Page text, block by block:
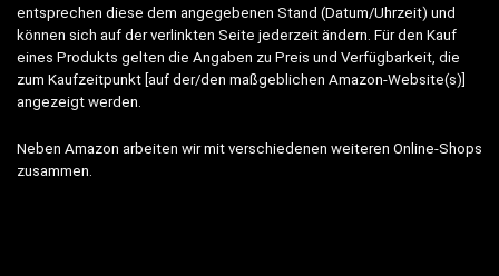
entsprechen diese dem angegebenen Stand (Datum/Uhrzeit) und
können sich auf der verlinkten Seite jederzeit ändern. Für den Kauf
eines Produkts gelten die Angaben zu Preis und Verfügbarkeit, die
zum Kaufzeitpunkt [auf der/den maßgeblichen Amazon-Website(s)]
angezeigt werden.
Neben Amazon arbeiten wir mit verschiedenen weiteren Online-Shops
zusammen.